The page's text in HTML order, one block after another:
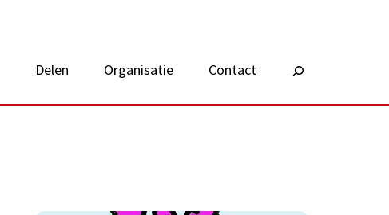
Delen Organisatie Contact Zoeken